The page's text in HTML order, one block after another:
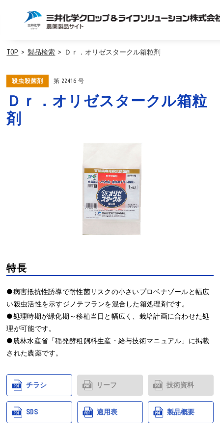
TOP 製品検索 Ｄｒ．オリゼスタークル箱粒剤
殺虫殺菌剤 第 22416 号
Ｄｒ．オリゼスタークル箱粒
剤
特長
●病害抵抗性誘導で耐性菌リスクの小さいプロベナゾールと幅広
い殺虫活性を示すジノテフランを混合した箱処理剤です。
●処理時期が緑化期～移植当日と幅広く、栽培計画に合わせた処
理が可能です。
●農林水産省「稲発酵粗飼料生産・給与技術マニュアル」に掲載
チラシ リーフ 技術資料
SDS 適用表 製品概要